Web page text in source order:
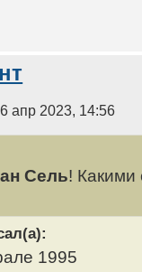
апр 2023, 14:56
Сель! Какими
1995